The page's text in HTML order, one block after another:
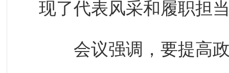
现了代表风采和履职担
会议强调，要提高政